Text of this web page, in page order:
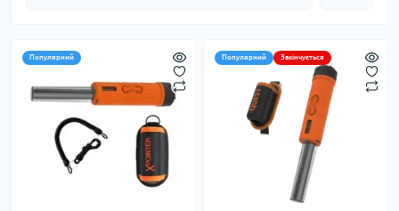
Популярний Популярний Закінчується